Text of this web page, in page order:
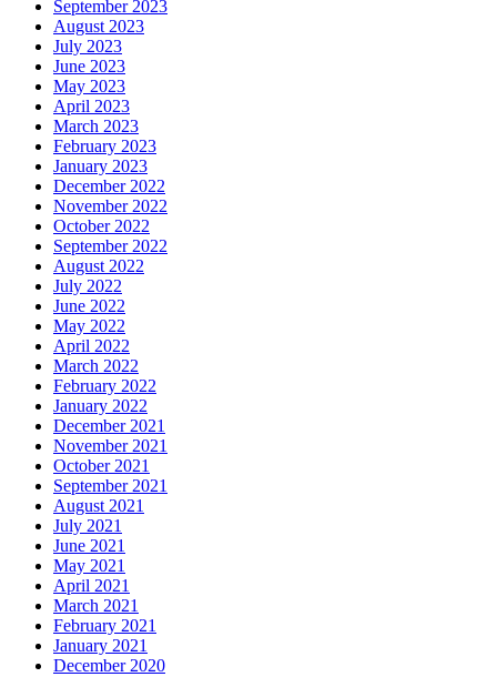
September 2023
August 2023
July 2023
June 2023
May 2023
April 2023
March 2023
February 2023
January 2023
December 2022
November 2022
October 2022
September 2022
August 2022
July 2022
June 2022
May 2022
April 2022
March 2022
February 2022
January 2022
December 2021
November 2021
October 2021
September 2021
August 2021
July 2021
June 2021
May 2021
April 2021
March 2021
February 2021
January 2021
December 2020